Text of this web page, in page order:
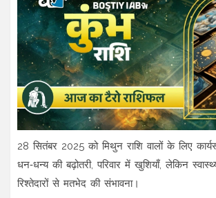
28 सितंबर 2025 को मिथुन राशि वालों के लिए
धन‑धन्य की बढ़ोतरी, परिवार में खुशियाँ, लेकिन
रिश्तेदारों से मतभेद की संभावना।